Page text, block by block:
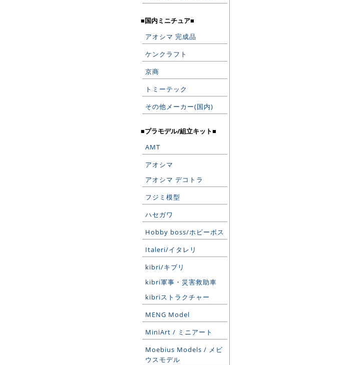
■国内ミニチュア■
アオシマ 完成品
ケンクラフト
京商
トミーテック
その他メーカー(国内)
■プラモデル/組立キット■
AMT
アオシマ
アオシマ デコトラ
フジミ模型
ハセガワ
Hobby boss/ホビーボス
Italeri/イタレリ
kibri/キブリ
kibri軍事・災害救助車
kibriストラクチャー
MENG Model
MiniArt / ミニアート
Moebius Models / メビ
ウスモデル